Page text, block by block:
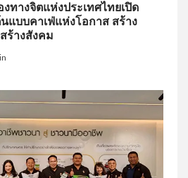
ทางจิตแห่งประเทศไทยเปิด
แบบคาเฟ่แห่งโอกาส สร้าง
ร้างสังคม